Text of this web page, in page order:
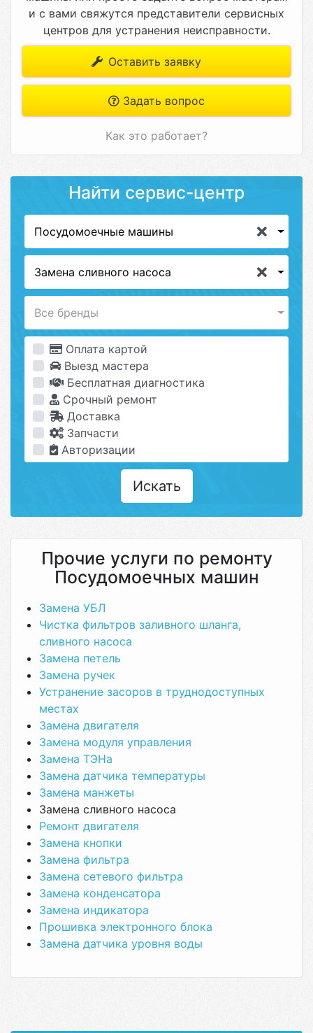
и с вами свяжутся представители сервисных
центров для устранения неисправности.
Оставить заявку
Задать вопрос
Как это работает?
Найти сервис-центр
Посудомоечные машины
Замена сливного насоса
Все бренды
Оплата картой
Выезд мастера
Бесплатная диагностика
Срочный ремонт
Доставка
Запчасти
Авторизации
Искать
Прочие услуги по ремонту
Посудомоечных машин
Замена УБЛ
Чистка фильтров заливного шланга,
сливного насоса
Замена петель
Замена ручек
Устранение засоров в труднодоступных
местах
Замена двигателя
Замена модуля управления
Замена ТЭНа
Замена датчика температуры
Замена манжеты
Замена сливного насоса
Ремонт двигателя
Замена кнопки
Замена фильтра
Замена сетевого фильтра
Замена конденсатора
Замена индикатора
Прошивка электронного блока
Замена датчика уровня воды